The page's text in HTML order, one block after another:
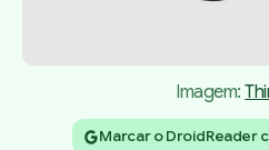
Imagem:
Marcar o DroidReader